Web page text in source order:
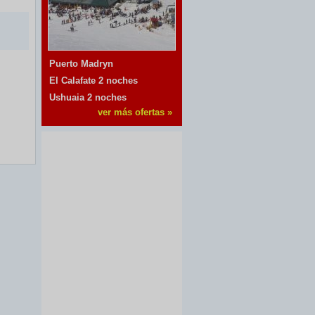
Puerto Madryn
El Calafate 2 noches
Ushuaia 2 noches
ver más ofertas »